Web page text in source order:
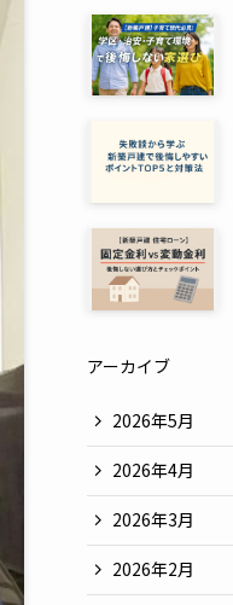
アーカイブ
2026年5月
2026年4月
2026年3月
2026年2月